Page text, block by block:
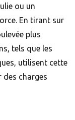
ou un
En tirant sur
plus
tels que les
utilisent cette
des charges